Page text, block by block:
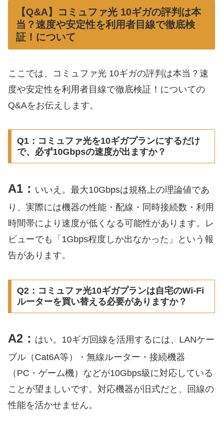
【Q&A】コミュファ光 10ギガの評判は本
当？速度や安定性を利用者目線で徹底検
証！について
ここでは、コミュファ光 10ギガの評判は本当？速
度や安定性を利用者目線で徹底検証！についての
Q&Aをお伝えします。
Q1：コミュファ光を10ギガプランにするだけ
で、必ず10Gbpsの速度が出ますか？
A1： いいえ。最大10Gbpsは規格上の理論値であ
り、実際には機器の性能・配線・同時接続数・利用
時間帯により速度が低くなる可能性があります。レ
ビューでも「1Gbps程度しか出なかった」という報
告があります。
Q2：コミュファ光10ギガプランは自宅のWi-Fi
ルーターを買い替える必要がありますか？
A2： はい。10ギガ回線を活用するには、LANケー
ブル（Cat6A等）・無線ルーター・接続機器
（PC・ゲーム機）などが10Gbps級に対応している
ことが望ましいです。対応機器が旧式だと、回線の
性能を活かせません。